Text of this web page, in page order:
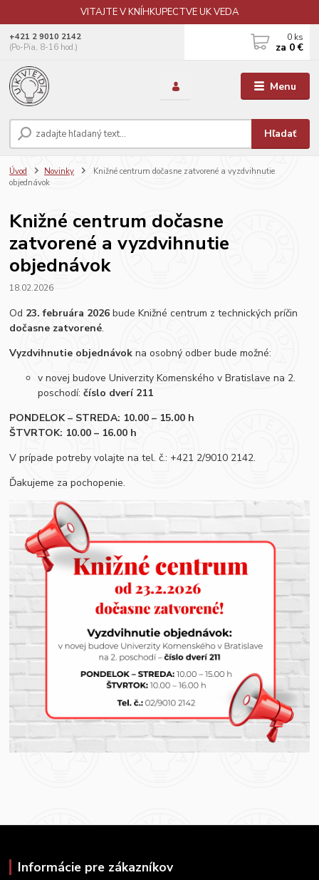
VITAJTE V KNÍHKUPECTVE UK VEDA
Menu
Hľadať
+421 2 9010 2142
(Po-Pia, 8-16 hod.)
0 ks
za 0 €
Úvod Novinky
Knižné centrum dočasne zatvorené a vyzdvihnutie
objednávok
Knižné centrum dočasne
zatvorené a vyzdvihnutie
objednávok
18.02.2026
Od 23. februára 2026 bude Knižné centrum z technických príčin
dočasne zatvorené.
Vyzdvihnutie objednávokna osobný odber bude možné:
v novej budove Univerzity Komenského v Bratislave na 2.
poschodí:číslo dverí 211
PONDELOK – STREDA: 10.00 – 15.00 h
ŠTVRTOK: 10.00 – 16.00 h
V prípade potreby volajte na tel. č.: +421 2/9010 2142.
Ďakujeme za pochopenie.
Informácie pre zákazníkov